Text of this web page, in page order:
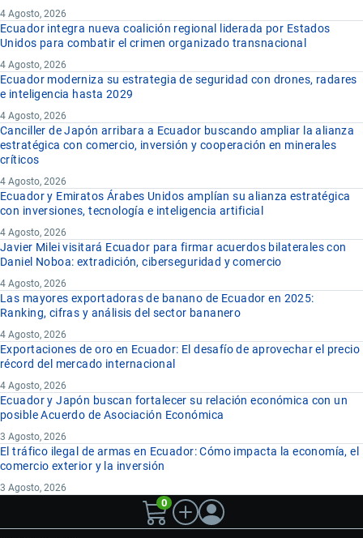
4 Agosto, 2026
Ecuador integra nueva coalición regional liderada por Estados
Unidos para combatir el crimen organizado transnacional
4 Agosto, 2026
Ecuador moderniza su estrategia de seguridad con drones, radares
e inteligencia hasta 2029
4 Agosto, 2026
Canciller de Japón arribara a Ecuador buscando ampliar la alianza
estratégica con comercio, inversión y cooperación en minerales
críticos
4 Agosto, 2026
Ecuador y Emiratos Árabes Unidos amplían su alianza estratégica
con inversiones, tecnología e inteligencia artificial
4 Agosto, 2026
Javier Milei visitará Ecuador para firmar acuerdos bilaterales con
Daniel Noboa: extradición, ciberseguridad y comercio
4 Agosto, 2026
Las mayores exportadoras de banano de Ecuador en 2025:
Ranking, cifras y análisis del sector bananero
4 Agosto, 2026
Exportaciones de oro en Ecuador: El desafío de aprovechar el precio
récord del mercado internacional
4 Agosto, 2026
Ecuador y Japón buscan fortalecer su relación económica con un
posible Acuerdo de Asociación Económica
3 Agosto, 2026
El tráfico ilegal de armas en Ecuador: Cómo impacta la economía, el
comercio exterior y la inversión
3 Agosto, 2026
0